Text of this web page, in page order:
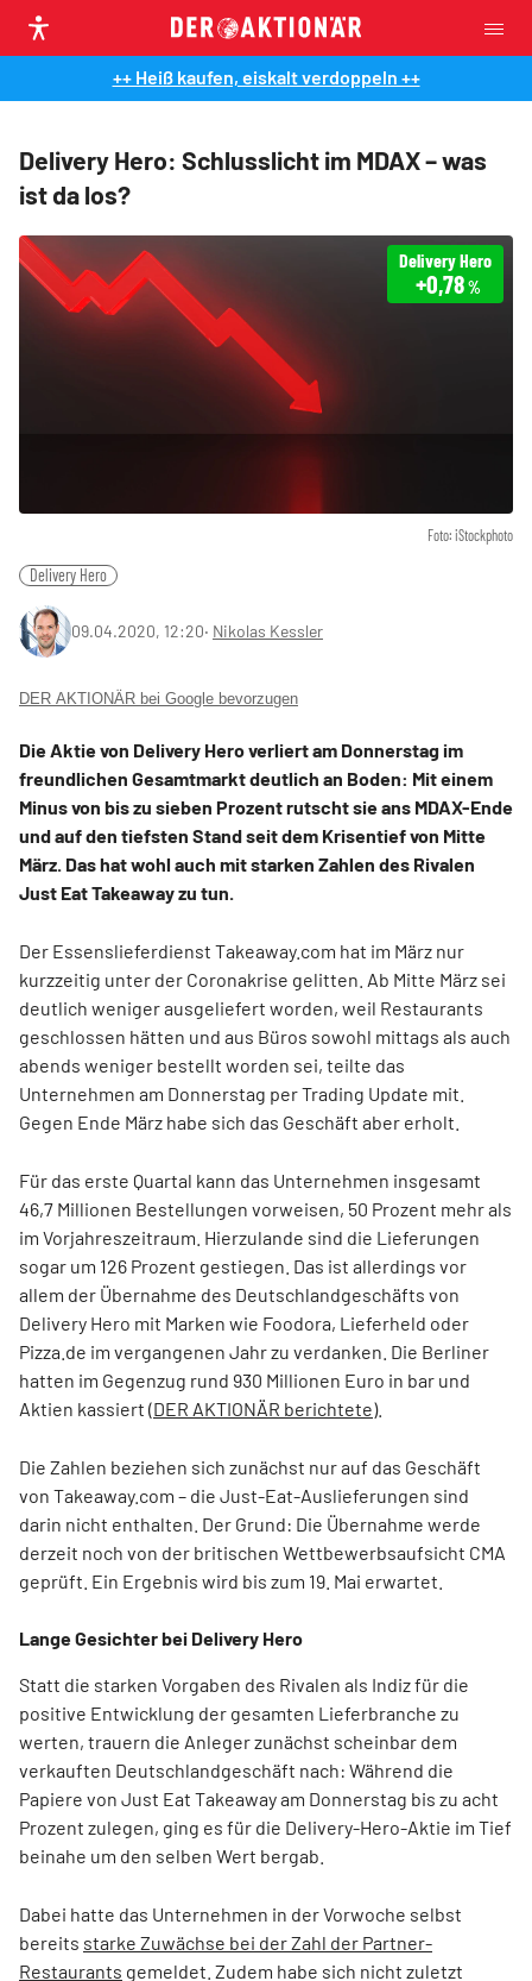
++ Heiß kaufen, eiskalt verdoppeln ++
Delivery Hero: Schlusslicht im MDAX – was
ist da los?
Foto: iStockphoto
Delivery Hero
+0,78 %
Delivery Hero
09.04.2020, 12:20‧ Nikolas Kessler
DER AKTIONÄR bei Google bevorzugen
Die Aktie von Delivery Hero verliert am Donnerstag im
freundlichen Gesamtmarkt deutlich an Boden: Mit einem
Minus von bis zu sieben Prozent rutscht sie ans MDAX-Ende
und auf den tiefsten Stand seit dem Krisentief von Mitte
März. Das hat wohl auch mit starken Zahlen des Rivalen
Just Eat Takeaway zu tun.
Der Essenslieferdienst Takeaway.com hat im März nur
kurzzeitig unter der Coronakrise gelitten. Ab Mitte März sei
deutlich weniger ausgeliefert worden, weil Restaurants
geschlossen hätten und aus Büros sowohl mittags als auch
abends weniger bestellt worden sei, teilte das
Unternehmen am Donnerstag per Trading Update mit.
Gegen Ende März habe sich das Geschäft aber erholt.
Für das erste Quartal kann das Unternehmen insgesamt
46,7 Millionen Bestellungen vorweisen, 50 Prozent mehr als
im Vorjahreszeitraum. Hierzulande sind die Lieferungen
sogar um 126 Prozent gestiegen. Das ist allerdings vor
allem der Übernahme des Deutschlandgeschäfts von
Delivery Hero mit Marken wie Foodora, Lieferheld oder
Pizza.de im vergangenen Jahr zu verdanken. Die Berliner
hatten im Gegenzug rund 930 Millionen Euro in bar und
Aktien kassiert (DER AKTIONÄR berichtete).
Die Zahlen beziehen sich zunächst nur auf das Geschäft
von Takeaway.com – die Just-Eat-Auslieferungen sind
darin nicht enthalten. Der Grund: Die Übernahme werde
derzeit noch von der britischen Wettbewerbsaufsicht CMA
geprüft. Ein Ergebnis wird bis zum 19. Mai erwartet.
Lange Gesichter bei Delivery Hero
Statt die starken Vorgaben des Rivalen als Indiz für die
positive Entwicklung der gesamten Lieferbranche zu
werten, trauern die Anleger zunächst scheinbar dem
verkauften Deutschlandgeschäft nach: Während die
Papiere von Just Eat Takeaway am Donnerstag bis zu acht
Prozent zulegen, ging es für die Delivery-Hero-Aktie im Tief
beinahe um den selben Wert bergab.
Dabei hatte das Unternehmen in der Vorwoche selbst
bereits starke Zuwächse bei der Zahl der Partner-
Restaurants gemeldet. Zudem habe sich nicht zuletzt